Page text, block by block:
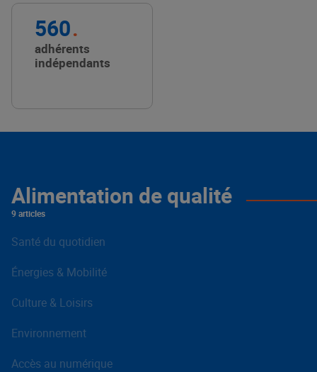
560
adhérents
indépendants
Alimentation de qualité
9 articles
Santé du quotidien
Énergies & Mobilité
Culture & Loisirs
Environnement
Accès au numérique